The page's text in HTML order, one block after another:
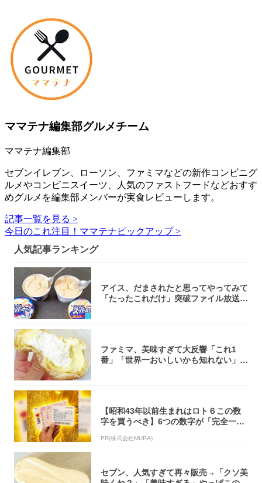
ママテナ編集部グルメチーム
ママテナ編集部
セブンイレブン、ローソン、ファミマなどの新作コンビニグ
ルメやコンビニスイーツ、人気のファストフードなどおすす
めグルメを編集部メンバーが実食レビューします。
記事一覧を見る >
今日のこれ注目！ママテナピックアップ >
人気記事ランキング
アイス、だまされたと思ってやってみて
「たったこれだけ」突破ファイル放送で
ファミマ、美味すぎて大反響「これ1
番」「世界一おいしいかも知れない」
【昭和43年以前生まれはロト６この数
字を買うべき】6つの数字が「完全一
PR(株式会社MURA)
セブン、人気すぎて再々販売→「クソ美